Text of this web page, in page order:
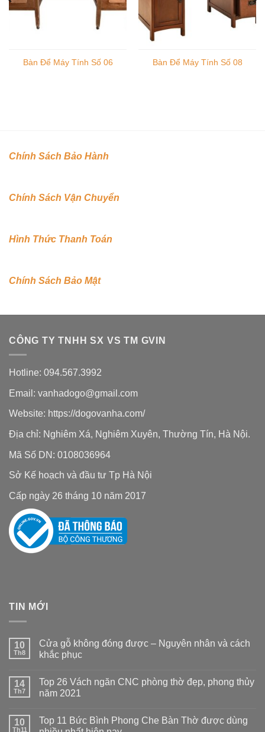
Bàn Để Máy Tính Số 06 Bàn Để Máy Tính Số 08
Chính Sách Bảo Hành
Chính Sách Vận Chuyển
Hình Thức Thanh Toán
Chính Sách Bảo Mật
CÔNG TY TNHH SX VS TM GVIN
Hotline: 094.567.3992
Email: vanhadogo@gmail.com
Website: https://dogovanha.com/
Địa chỉ: Nghiêm Xá, Nghiêm Xuyên, Thường Tín, Hà Nội.
Mã Số DN: 0108036964
Sở Kế hoạch và đầu tư Tp Hà Nội
Cấp ngày 26 tháng 10 năm 2017
TIN MỚI
10
Th8
Cửa gỗ không đóng được – Nguyên nhân và cách
khắc phục
bình
luận
ở
không
đóng
14
Th7
Top 26 Vách ngăn CNC phòng thờ đẹp, phong thủy
năm 2021
bình
luận
10
Th11
Top 11 Bức Bình Phong Che Bàn Thờ được dùng